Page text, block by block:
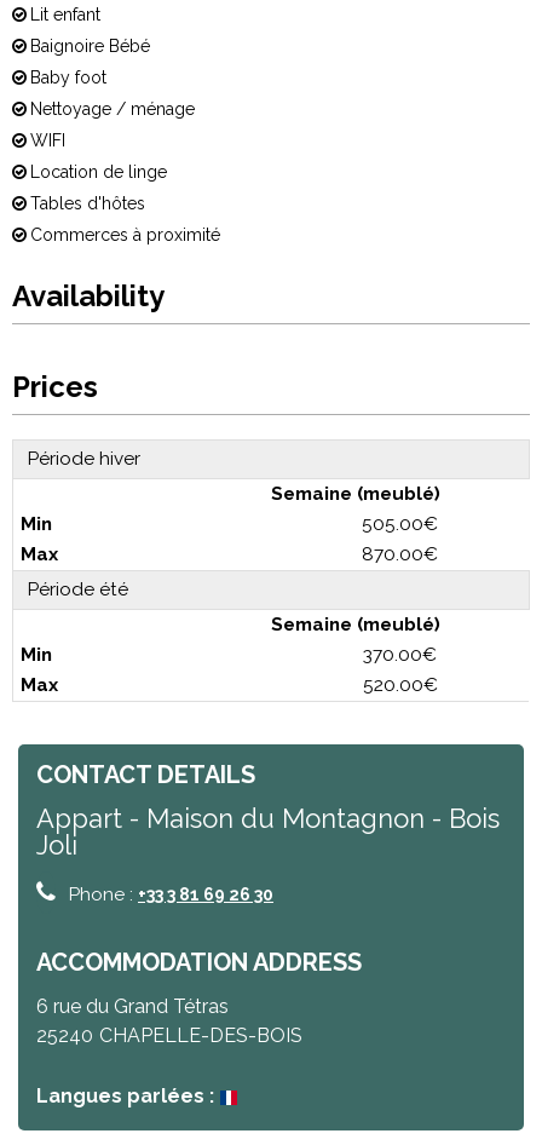
Lit enfant
Baignoire Bébé
Baby foot
Nettoyage / ménage
WIFI
Location de linge
Tables d'hôtes
Commerces à proximité
Availability
Prices
Période hiver
Semaine (meublé)
505.00€
870.00€
Période été
Semaine (meublé)
370.00€
520.00€
CONTACT DETAILS
Appart - Maison du Montagnon - Bois
Joli
Phone : +33 3 81 69 26 30
ACCOMMODATION ADDRESS
6 rue du Grand Tétras
25240 CHAPELLE-DES-BOIS
Langues parlées :